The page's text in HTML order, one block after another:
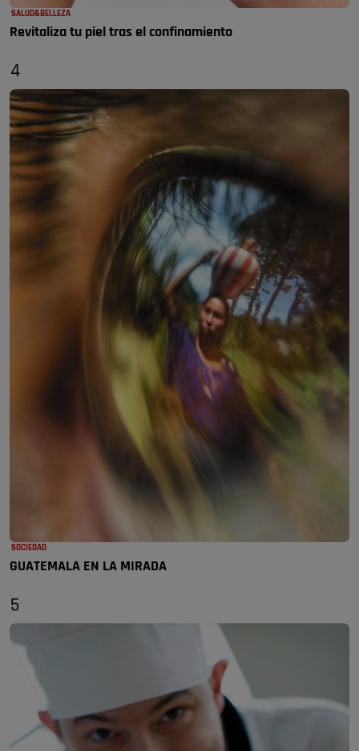
SALUD&BELLEZA
Revitaliza tu piel tras el confinamiento
4
SOCIEDAD
GUATEMALA EN LA MIRADA
5